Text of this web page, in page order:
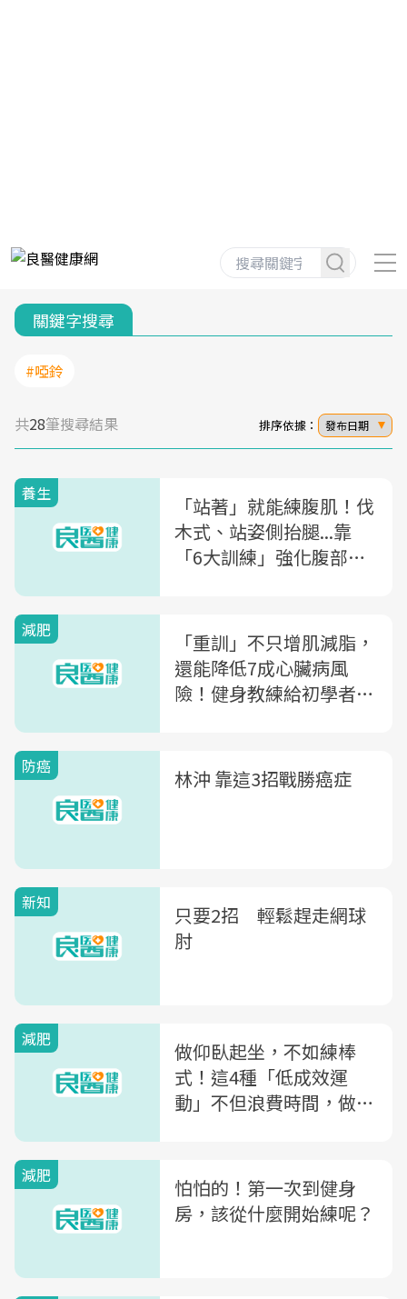
關鍵字搜尋
#啞鈴
共28筆搜尋結果 排序依據： 發布日期
養生
「站著」就能練腹肌！伐
木式、站姿側抬腿...靠
「6大訓練」強化腹部肌
減肥
「重訓」不只增肌減脂，
還能降低7成心臟病風
險！健身教練給初學者的
防癌 林沖 靠這3招戰勝癌症
新知
只要2招 輕鬆趕走網球
肘
減肥
做仰臥起坐，不如練棒
式！這4種「低成效運
動」不但浪費時間，做錯
減肥
怕怕的！第一次到健身
房，該從什麼開始練呢？